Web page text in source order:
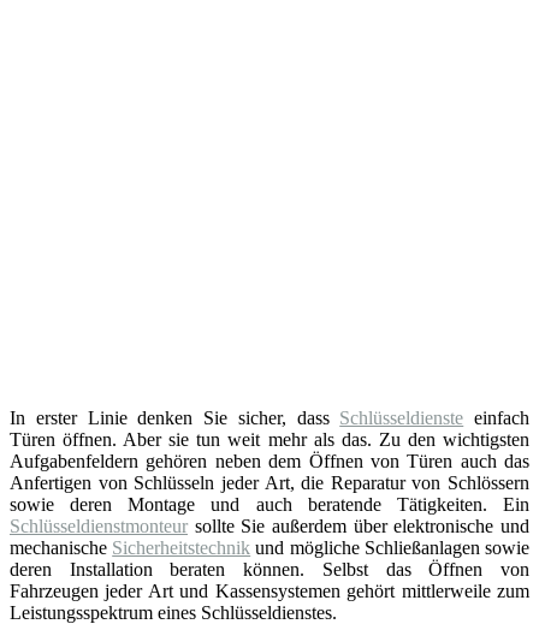
In erster Linie denken Sie sicher, dass Schlüsseldienste einfach
Türen öffnen. Aber sie tun weit mehr als das. Zu den wichtigsten
Aufgabenfeldern gehören neben dem Öffnen von Türen auch das
Anfertigen von Schlüsseln jeder Art, die Reparatur von Schlössern
sowie deren Montage und auch beratende Tätigkeiten. Ein
Schlüsseldienstmonteur sollte Sie außerdem über elektronische und
mechanische Sicherheitstechnik und mögliche Schließanlagen sowie
deren Installation beraten können. Selbst das Öffnen von
Fahrzeugen jeder Art und Kassensystemen gehört mittlerweile zum
Leistungsspektrum eines Schlüsseldienstes.